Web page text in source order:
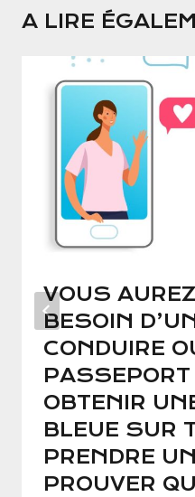
A LIRE
VOUS
BESOIN
CONDUIRE
PASSEPORT
OBTENIR
BLEUE SUR
PRENDRE
PROUVER